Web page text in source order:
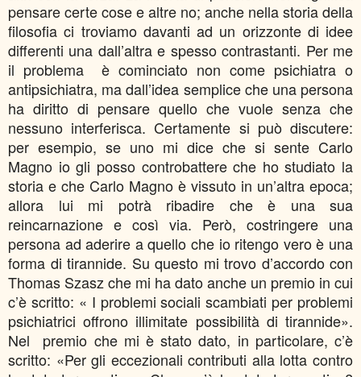
pensare certe cose e altre no; anche nella storia della
filosofia ci troviamo davanti ad un orizzonte di idee
differenti una dall’altra e spesso contrastanti. Per me
il problema è cominciato non come psichiatra o
antipsichiatra, ma dall’idea semplice che una persona
ha diritto di pensare quello che vuole senza che
nessuno interferisca. Certamente si può discutere:
per esempio, se uno mi dice che si sente Carlo
Magno io gli posso controbattere che ho studiato la
storia e che Carlo Magno è vissuto in un’altra epoca;
allora lui mi potrà ribadire che è una sua
reincarnazione e così via. Però, costringere una
persona ad aderire a quello che io ritengo vero è una
forma di tirannide. Su questo mi trovo d’accordo con
Thomas Szasz che mi ha dato anche un premio in cui
c’è scritto: « I problemi sociali scambiati per problemi
psichiatrici offrono illimitate possibilità di tirannide».
Nel premio che mi è stato dato, in particolare, c’è
scritto: «Per gli eccezionali contributi alla lotta contro